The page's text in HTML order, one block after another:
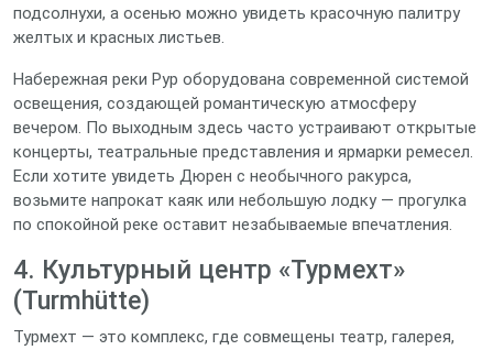
подсолнухи, а осенью можно увидеть красочную палитру
желтых и красных листьев.
Набережная реки Рур оборудована современной системой
освещения, создающей романтическую атмосферу
вечером. По выходным здесь часто устраивают открытые
концерты, театральные представления и ярмарки ремесел.
Если хотите увидеть Дюрен с необычного ракурса,
возьмите напрокат каяк или небольшую лодку — прогулка
по спокойной реке оставит незабываемые впечатления.
4. Культурный центр «Турмехт»
(Turmhütte)
Турмехт — это комплекс, где совмещены театр, галерея,